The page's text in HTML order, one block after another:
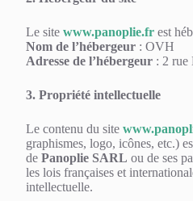
Le site www.panoplie.fr est
Nom de l’hébergeur : OVH
Adresse de l’hébergeur : 2 rue
3. Propriété intellectuelle
Le contenu du site
graphismes, logo, icônes, etc.)
de Panoplie SARL ou de ses
les lois françaises et
intellectuelle.